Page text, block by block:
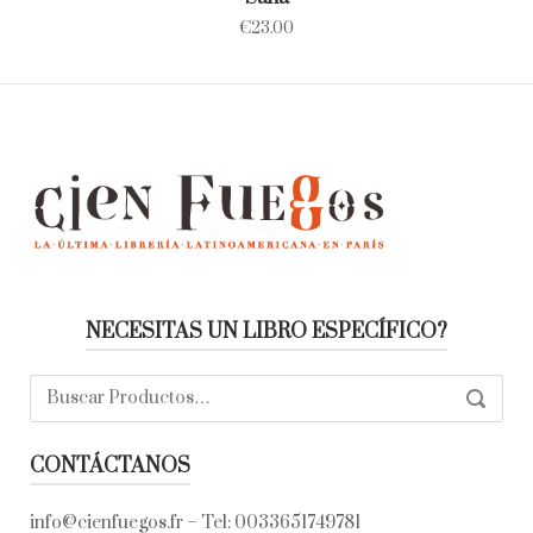
€23.00
NECESITAS UN LIBRO ESPECÍFICO?
Buscar:
CONTÁCTANOS
info@cienfuegos.fr – Tel: 0033651749781